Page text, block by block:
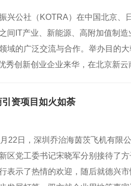
兴公社（KOTRA）在中国北京、
间IT产业、新能源、高附加值制
域的广泛交流与合作。举办目的
秀创新创业企业来华，在北京新
引资项目如火如荼
22日，深圳乔治海茵茨飞机有限
区党工委书记宋晓军分别接待了
表示了热情的欢迎，随后就德兴